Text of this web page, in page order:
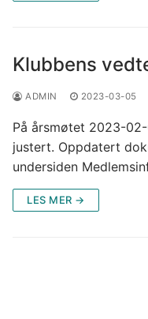
Klubbens
ADMIN 2023-03-05
På årsmøtet 2023-
justert. Oppdatert
undersiden
LES MER →